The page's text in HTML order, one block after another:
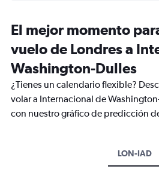
El mejor momento
vuelo de Londres a
Washington-Dulles
¿Tienes un calendario flexible?
volar a Internacional de
con nuestro gráfico de predicción
LON-IAD